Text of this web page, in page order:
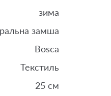
зима
замша
Bosca
Текстиль
25 см